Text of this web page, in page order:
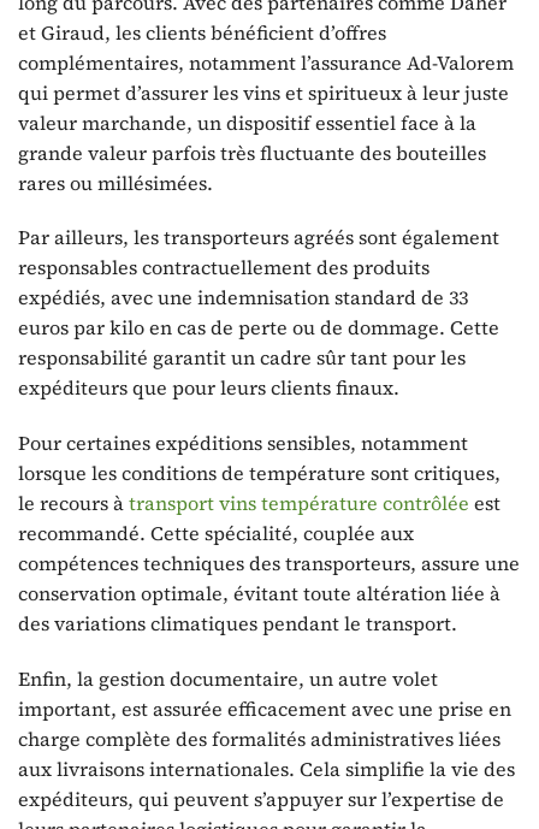
et Giraud, les clients bénéficient d’offres
complémentaires, notamment l’assurance Ad-Valorem
qui permet d’assurer les vins et spiritueux à leur juste
valeur marchande, un dispositif essentiel face à la
grande valeur parfois très fluctuante des bouteilles
rares ou millésimées.
Par ailleurs, les transporteurs agréés sont également
responsables contractuellement des produits
expédiés, avec une indemnisation standard de 33
euros par kilo en cas de perte ou de dommage. Cette
responsabilité garantit un cadre sûr tant pour les
expéditeurs que pour leurs clients finaux.
Pour certaines expéditions sensibles, notamment
lorsque les conditions de température sont critiques,
le recours àtransport vins température contrôlée est
recommandé. Cette spécialité, couplée aux
compétences techniques des transporteurs, assure une
conservation optimale, évitant toute altération liée à
des variations climatiques pendant le transport.
Enfin, la gestion documentaire, un autre volet
important, est assurée efficacement avec une prise en
charge complète des formalités administratives liées
aux livraisons internationales. Cela simplifie la vie des
expéditeurs, qui peuvent s’appuyer sur l’expertise de